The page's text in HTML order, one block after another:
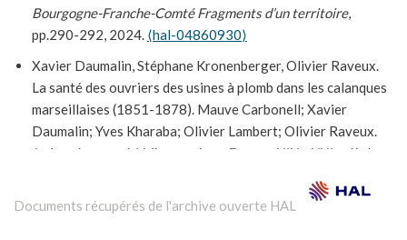
Bourgogne-Franche-Comté Fragments d’un territoire,
pp.290-292, 2024. ⟨hal-04860930⟩
Xavier Daumalin, Stéphane Kronenberger, Olivier Raveux.
La santé des ouvriers des usines à plomb dans les calanques
marseillaises (1851-1878). Mauve Carbonell; Xavier
Daumalin; Yves Kharaba; Olivier Lambert; Olivier Raveux.
Industrie entre Méditerranée et Europe, XIXe-XXIe siècle
⟨hal-02542073⟩
Documents récupérés de l'archive ouverte HAL